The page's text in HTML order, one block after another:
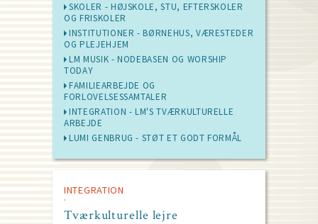
SKOLER - HØJSKOLE, STU, EFTERSKOLER
OG FRISKOLER
INSTITUTIONER - BØRNEHUS, VÆRESTEDER
OG PLEJEHJEM
LM MUSIK - NODEBASEN OG WORSHIP
TODAY
FAMILIEARBEJDE OG
FORLOVELSESSAMTALER
INTEGRATION - LM'S TVÆRKULTURELLE
ARBEJDE
LUMI GENBRUG - STØT ET GODT FORMÅL
INTEGRATION
Tværkulturelle lejre